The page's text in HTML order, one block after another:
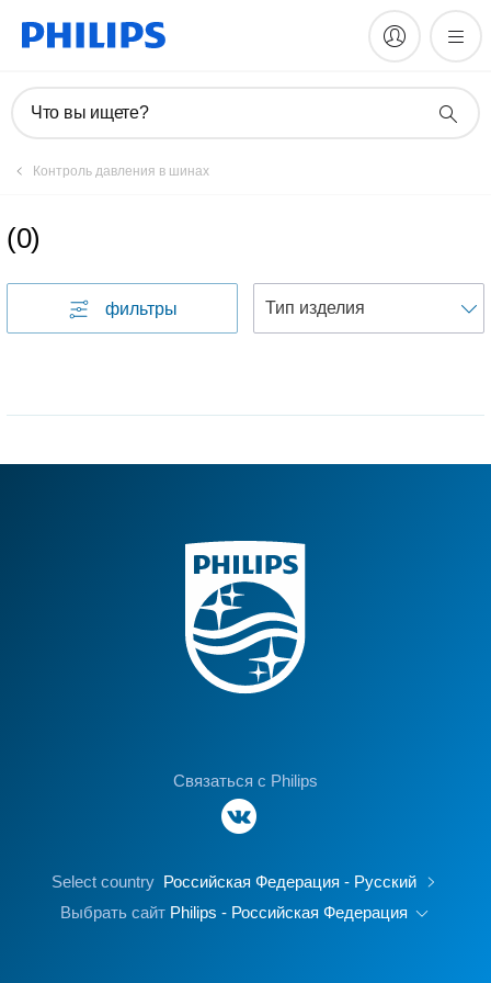
Что вы ищете?
Контроль давления в шинах
(0)
фильтры
Связаться с Philips
Select country Российская Федерация - Русский
Выбрать сайт Philips - Российская Федерация